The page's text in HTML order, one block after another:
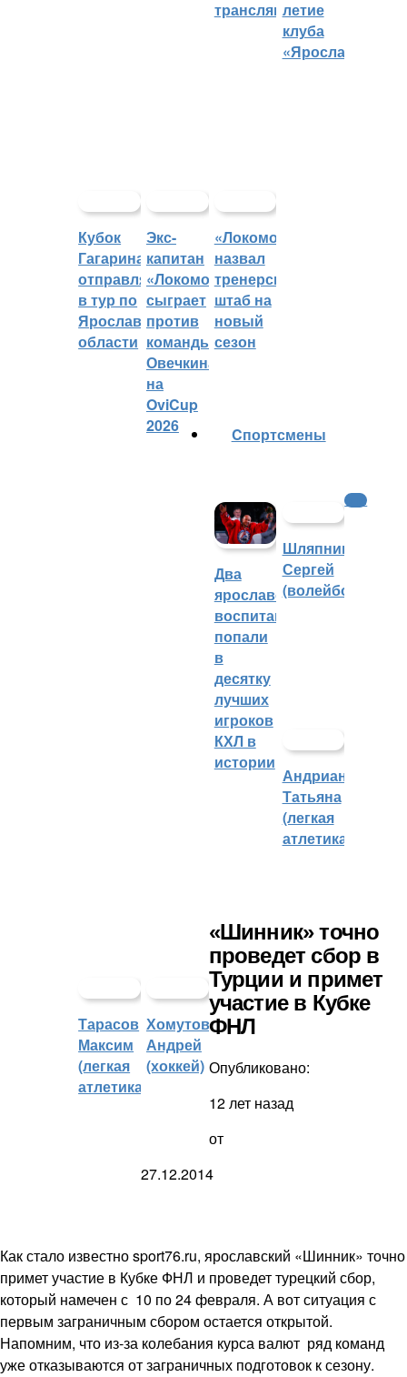
трансляцийлетие
клуба
«Ярославич»
Кубок
Гагарина
отправляется
в тур по
Ярославской
области
Экс-
капитан
«Локомотива»
сыграет
против
команды
Овечкина
на
OviCup
2026
«Локомотив»
назвал
тренерский
штаб на
новый
сезон
Cпортсмены
Два
ярославских
воспитанника
попали
в
десятку
лучших
игроков
КХЛ в
истории
Шляпников
Сергей
(волейбол)
Андрианова
Татьяна
(легкая
атлетика)
Тарасов
Максим
(легкая
атлетика)
Хомутов
Андрей
(хоккей)
ФНЛ
«Шинник» точно
проведет сбор в
Турции и примет
участие в Кубке
ФНЛ
Опубликовано:
12 лет назад
от
27.12.2014
Как стало известно sport76.ru, ярославский «Шинник» точно
примет участие в Кубке ФНЛ и проведет турецкий сбор,
который намечен с 10 по 24 февраля. А вот ситуация с
первым заграничным сбором остается открытой.
Напомним, что из-за колебания курса валют ряд команд
уже отказываются от заграничных подготовок к сезону.